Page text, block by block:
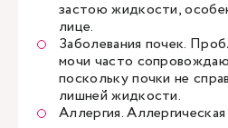
застою жидкости,
лице.
Заболевания почек.
мочи часто
поскольку почки не
лишней жидкости.
Аллергия.